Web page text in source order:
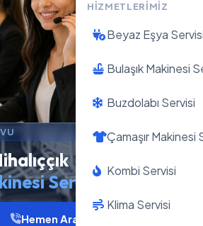
HIZMETLERIMIZ
Beyaz Eşya
Bulaşık Makinesi
Buzdolabı Servisi
Çamaşır Makinesi
Kombi Servisi
Klima Servisi
Servisi
Hemen Ara